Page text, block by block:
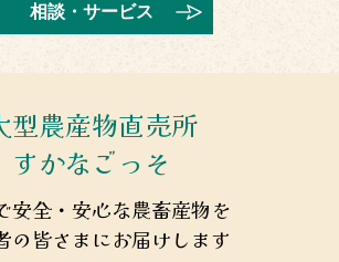
関する約款の一部改正について
ェス」を開催！
2025ウィンターキャンペーン定期貯金が始
相談・サービス
型農産物直売所
すかなごっそ
安全・安心な農畜産物を
の皆さまにお届けします